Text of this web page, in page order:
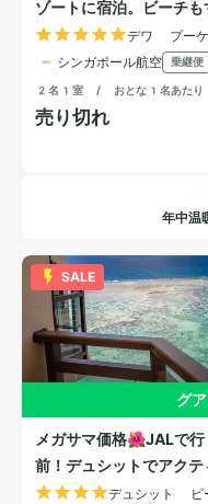
年中温